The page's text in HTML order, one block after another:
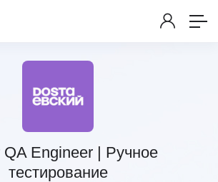
QA Engineer | Ручное
тестирование